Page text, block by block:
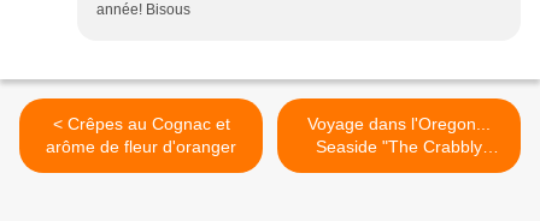
année! Bisous
< Crêpes au Cognac et
arôme de fleur d'oranger
Voyage dans l'Oregon...
Seaside "The Crabbly
Oyster" >